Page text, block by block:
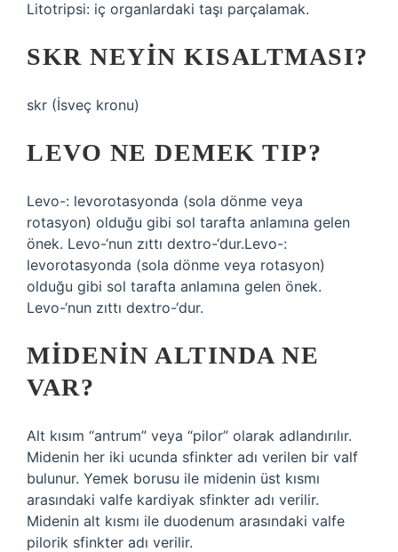
Litotripsi: iç organlardaki taşı parçalamak.
SKR NEYIN KISALTMASI?
skr (İsveç kronu)
LEVO NE DEMEK TIP?
Levo-: levorotasyonda (sola dönme veya
rotasyon) olduğu gibi sol tarafta anlamına gelen
önek. Levo-‘nun zıttı dextro-‘dur.Levo-:
levorotasyonda (sola dönme veya rotasyon)
olduğu gibi sol tarafta anlamına gelen önek.
Levo-‘nun zıttı dextro-‘dur.
MIDENIN ALTINDA NE
VAR?
Alt kısım “antrum” veya “pilor” olarak adlandırılır.
Midenin her iki ucunda sfinkter adı verilen bir valf
bulunur. Yemek borusu ile midenin üst kısmı
arasındaki valfe kardiyak sfinkter adı verilir.
Midenin alt kısmı ile duodenum arasındaki valfe
pilorik sfinkter adı verilir.